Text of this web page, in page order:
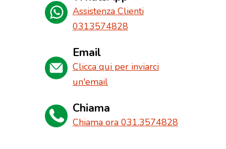
Assistenza Clienti
0313574828
Email
Clicca qui per inviarci
un'email
Chiama
Chiama ora 031.3574828